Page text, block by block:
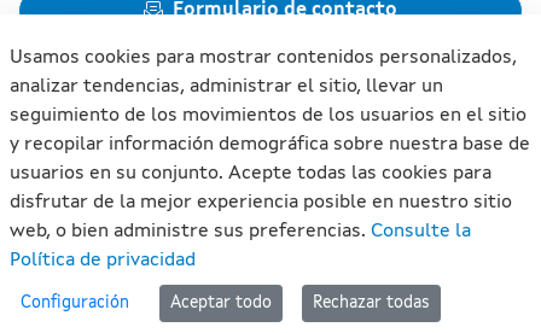
Formulario de contacto
Xunta de Galicia. Información mantenida y publicada en
internet por la Xunta de Galicia
Atención a la ciudadanía
Accesibilidad
Usamos cookies para mostrar contenidos personalizados,
analizar tendencias, administrar el sitio, llevar un
seguimiento de los movimientos de los usuarios en el sitio
y recopilar información demográfica sobre nuestra base de
usuarios en su conjunto. Acepte todas las cookies para
disfrutar de la mejor experiencia posible en nuestro sitio
web, o bien administre sus preferencias. Consulte la
Política de privacidad
Configuración Aceptar todo Rechazar todas